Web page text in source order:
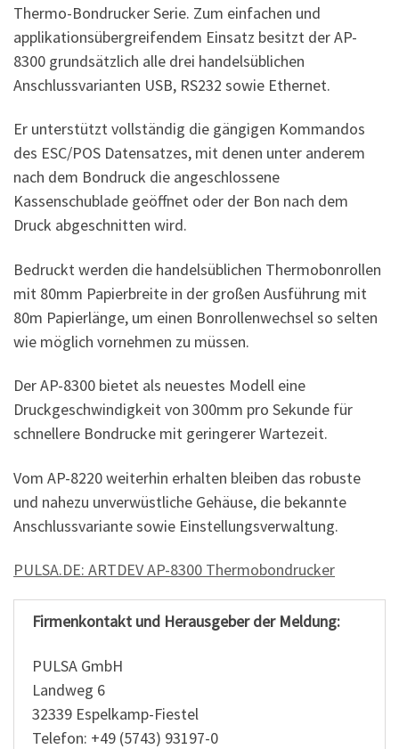
Thermo-Bondrucker Serie. Zum einfachen und
applikationsübergreifendem Einsatz besitzt der AP-
8300 grundsätzlich alle drei handelsüblichen
Anschlussvarianten USB, RS232 sowie Ethernet.
Er unterstützt vollständig die gängigen Kommandos
des ESC/POS Datensatzes, mit denen unter anderem
nach dem Bondruck die angeschlossene
Kassenschublade geöffnet oder der Bon nach dem
Druck abgeschnitten wird.
Bedruckt werden die handelsüblichen Thermobonrollen
mit 80mm Papierbreite in der großen Ausführung mit
80m Papierlänge, um einen Bonrollenwechsel so selten
wie möglich vornehmen zu müssen.
Der AP-8300 bietet als neuestes Modell eine
Druckgeschwindigkeit von 300mm pro Sekunde für
schnellere Bondrucke mit geringerer Wartezeit.
Vom AP-8220 weiterhin erhalten bleiben das robuste
und nahezu unverwüstliche Gehäuse, die bekannte
Anschlussvariante sowie Einstellungsverwaltung.
PULSA.DE: ARTDEV AP-8300 Thermobondrucker
Firmenkontakt und Herausgeber der Meldung:
PULSA GmbH
Landweg 6
32339 Espelkamp-Fiestel
Telefon: +49 (5743) 93197-0